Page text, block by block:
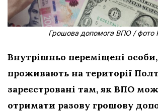
Грошова допомога ВПО / фото
Внутрішньо переміщені особи,
проживають на території
зареєстровані там, як ВПО
отримати разову грошову